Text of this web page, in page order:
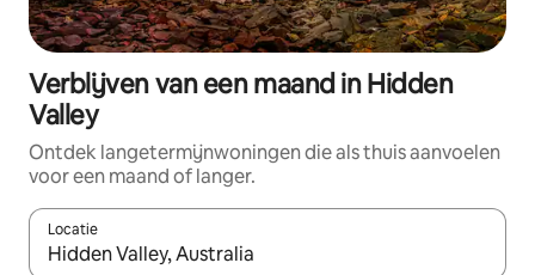
Verblijven van een maand in Hidden
Valley
Ontdek langetermijnwoningen die als thuis aanvoelen
voor een maand of langer.
Locatie
Wanneer er resultaten beschikbaar zijn, maak je een keuze